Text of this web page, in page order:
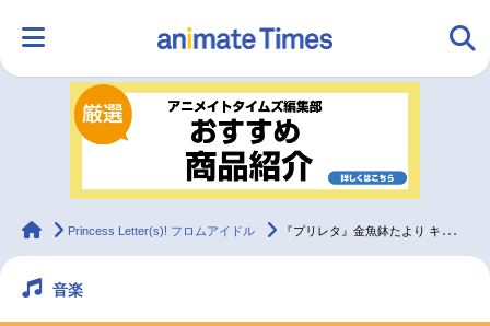
ランキング アニメ
ラジオ グッズ
animateTimes
Princess Letter(s)! フロムアイドル 『プリレタ』金魚鉢たより キャラクターインタビュー【2ndシングル公開記念】
音楽